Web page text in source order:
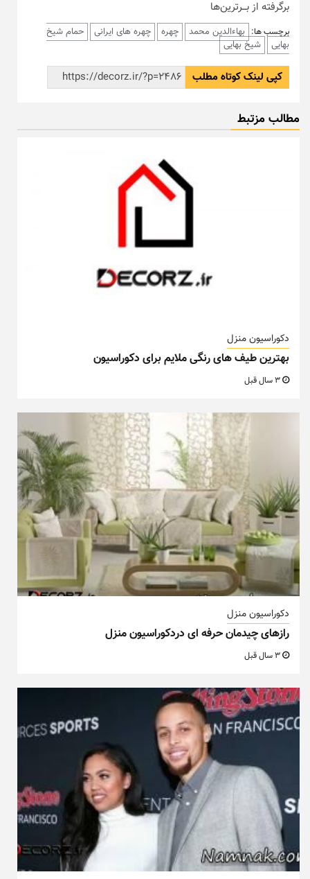
برگرفته از بـــرترین‌ها
برچسب ها: بهاءالدین محمد چهره چهره های ایرانی
حمام شیخ
بهایی
شیخ بهایی
کپی لینک کوتاه مطلب
مطالب مزتبط
دکوراسیون منزل
بهترین طیف های رنگی ملایم برای دکوراسیون
دکوراسیون منزل
رازهای چیدمان حرفه ای دردکوراسیون منزل